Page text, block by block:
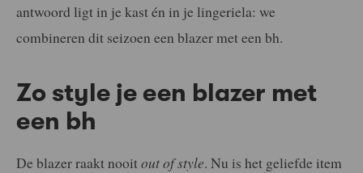
antwoord ligt in je kast én in je lingeriela: we
combineren dit seizoen een blazer met een bh.
Zo style je een blazer met
een bh
De blazer raakt nooitout of style. Nu is het geliefde item